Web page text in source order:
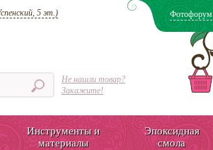
5 эт.)
Не нашли товар?
Закажите!
Фотофорум
Инструменты и
материалы
Эпоксидная
смола